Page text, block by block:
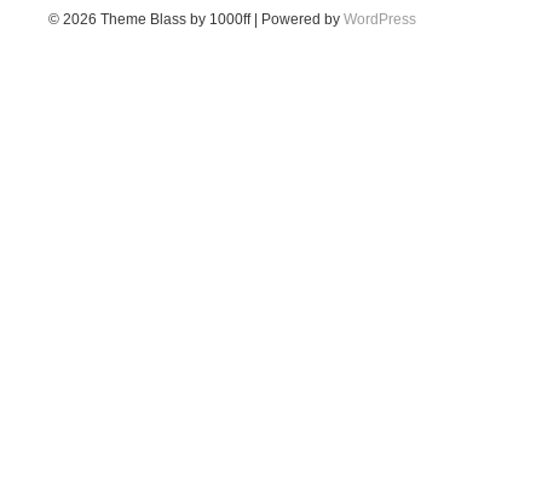
© 2026 Theme Blass by 1000ff | Powered by WordPress